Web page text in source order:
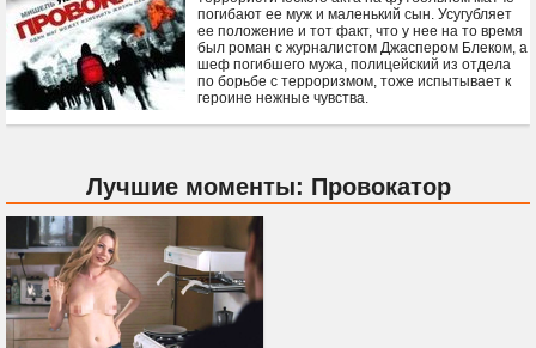
погибают ее муж и маленький сын. Усугубляет
ее положение и тот факт, что у нее на то время
был роман с журналистом Джаспером Блеком, а
шеф погибшего мужа, полицейский из отдела
по борьбе с терроризмом, тоже испытывает к
героине нежные чувства.
Лучшие моменты: Провокатор